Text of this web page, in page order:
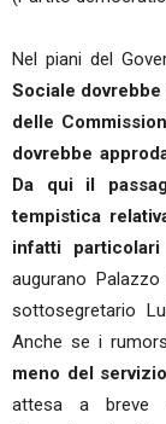
Nel piani del
Sociale
delle
dovrebbe
Da qui il
tempistica
infatti particolari
augurano
sottosegretario
Anche se i
meno del
attesa a breve